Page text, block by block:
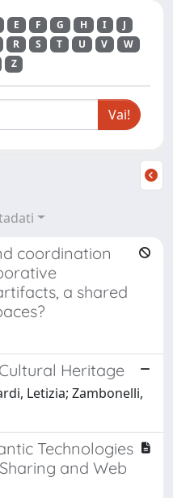
E F G H I
J
R S T U V
W
Z
coordination
a shared
Heritage
Letizia; Zambonelli,
Technologies
and Web